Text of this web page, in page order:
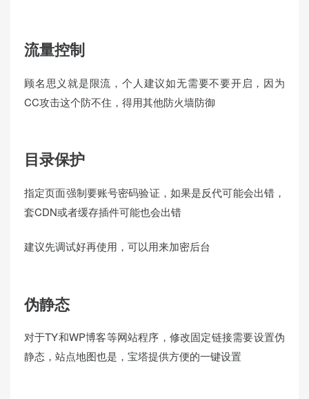
流量控制
顾名思义就是限流，个人建议如无需要不要开启，因为
CC攻击这个防不住，得用其他防火墙防御
目录保护
指定页面强制要账号密码验证，如果是反代可能会出错，
套CDN或者缓存插件可能也会出错
建议先调试好再使用，可以用来加密后台
伪静态
对于TY和WP博客等网站程序，修改固定链接需要设置伪
静态，站点地图也是，宝塔提供方便的一键设置